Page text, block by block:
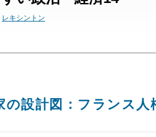
レキシントン
の設計図：フランス人